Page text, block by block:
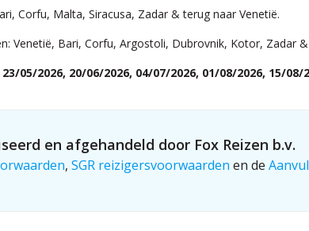
Corfu, Malta, Siracusa, Zadar & terug naar Venetië.
Venetië, Bari, Corfu, Argostoli, Dubrovnik, Kotor, Zadar
2026, 20/06/2026, 04/07/2026, 01/08/2026, 15/08/
en afgehandeld door Fox Reizen b.v.
, SGR reizigersvoorwaarden en de